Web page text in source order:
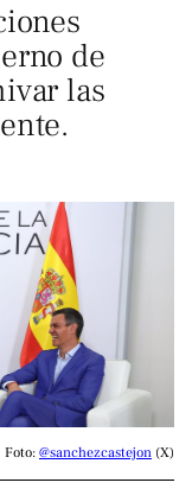
de
las
Foto: @sanchezcastejon (X)